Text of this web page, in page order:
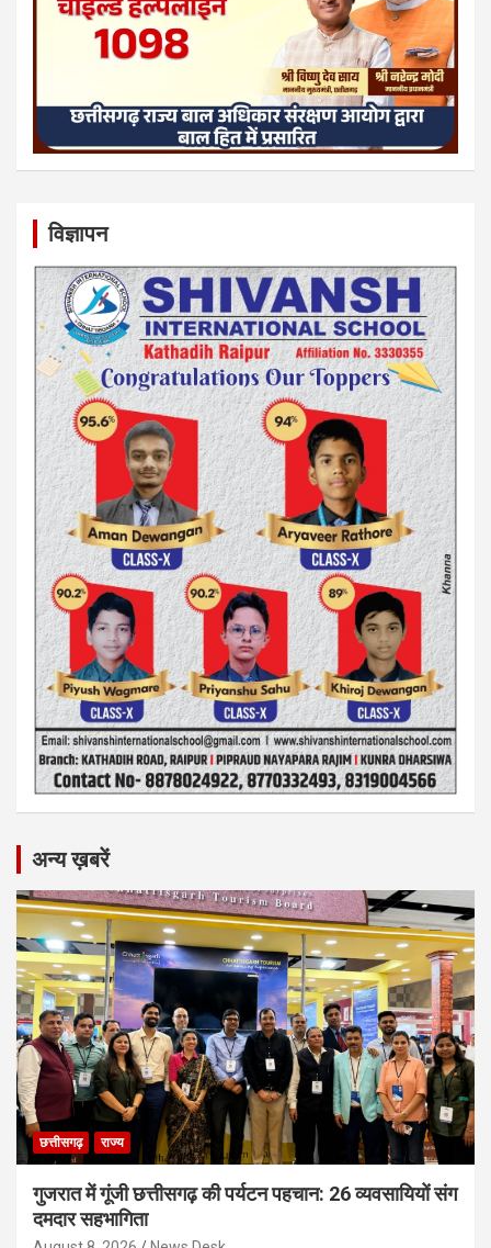
विज्ञापन
अन्य ख़बरें
छत्तीसगढ़ राज्य
गुजरात में गूंजी छत्तीसगढ़ की पर्यटन पहचान: 26 व्यवसायियों संग
दमदार सहभागिता